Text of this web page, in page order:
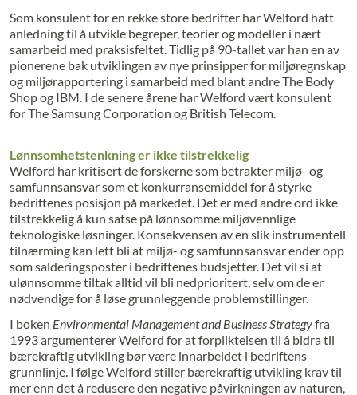
Som konsulent for en rekke store bedrifter har Welford hatt
anledning til å utvikle begreper, teorier og modeller i nært
samarbeid med praksisfeltet. Tidlig på 90-tallet var han en av
pionerene bak utviklingen av nye prinsipper for miljøregnskap
og miljørapportering i samarbeid med blant andre The Body
Shop og IBM. I de senere årene har Welford vært konsulent
for The Samsung Corporation og British Telecom.
Lønnsomhetstenkning er ikke tilstrekkelig
Welford har kritisert de forskerne som betrakter miljø- og
samfunnsansvar som et konkurransemiddel for å styrke
bedriftenes posisjon på markedet. Det er med andre ord ikke
tilstrekkelig å kun satse på lønnsomme miljøvennlige
teknologiske løsninger. Konsekvensen av en slik instrumentell
tilnærming kan lett bli at miljø- og samfunnsansvar ender opp
som salderingsposter i bedriftenes budsjetter. Det vil si at
ulønnsomme tiltak alltid vil bli nedprioritert, selv om de er
nødvendige for å løse grunnleggende problemstillinger.
I boken Environmental Management and Business Strategyfra
1993 argumenterer Welford for at forpliktelsen til å bidra til
bærekraftig utvikling bør være innarbeidet i bedriftens
grunnlinje. I følge Welford stiller bærekraftig utvikling krav til
mer enn det å redusere den negative påvirkningen av naturen,